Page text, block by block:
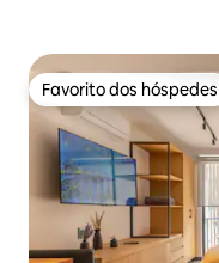
Favorito dos hóspedes
Favorito dos hóspedes